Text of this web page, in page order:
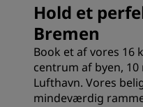
Hold et
Bremen
Book et af vores 16
centrum af byen,
Lufthavn. Vores
mindeværdig